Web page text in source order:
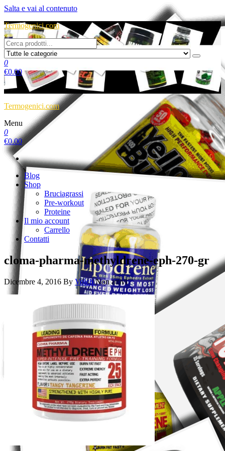
Salta e vai al contenuto
Termogenici.com
0
€0.00
Termogenici.com
Menu
0
€0.00
Blog
Shop
Bruciagrassi
Pre-workout
Proteine
Il mio account
Carrello
Contatti
cloma-pharma-methyldrene-eph-270-gr
Dicembre 4, 2016 By VolchNon attivi